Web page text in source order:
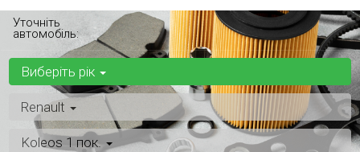
Уточніть
автомобіль:
Виберіть рік
Renault
Koleos 1 пок.